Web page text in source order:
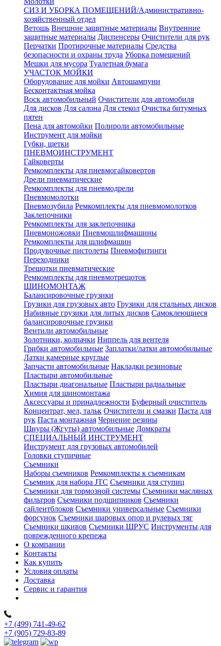
СИЗ И УБОРКА ПОМЕЩЕНИЙ/Административно-
хозяйственный отдел
Ветошь Внешние защитные материалы Внутренние
защитные материалы Диспенсеры Очистители для рук
Перчатки Протирочные материалы Средства
безопасности и охраны труда Уборка помещений
Мешки для мусора Туалетная бумага
УЧАСТОК МОЙКИ
Оборудование для мойки Автошампуни
Бесконтактная мойка
Воск автомобильный Очистители для автомобиля
Для дисков Для салона Для стекол Очистка битумных
пятен
Пена для автомойки Полироли автомобильные
Инструмент для мойки
Губки, щетки
ПНЕВМОИНСТРУМЕНТ
Гайковерты
Ремкомплекты для пневмогайковертов
Дрели пневматические
Ремкомплекты для пневмодрели
Пневмомолотки
Пневмозубила Ремкомплекты для пневмомолотков
Заклепочники
Ремкомплекты для заклепочника
Пневмоножовки Пневмошлифмашины
Ремкомплекты для шлифмашин
Продувочные пистолеты Пневмофитинги
Переходники
Трещотки пневматические
Ремкомплекты для пневмотрещоток
ШИНОМОНТАЖ
Балансировочные грузики
Грузики для грузовых авто Грузики для стальных дисков
Набивные грузики для литых дисков Самоклеющиеся
балансировочные грузики
Вентили автомобильные
Золотники, колпачки Ниппель для вентеля
Грибки автомобильные Заплатки/латки автомобильные
Латки камерные круглые
Запчасти автомобильные Накладки резиновые
Пластыри автомобильные
Пластыри диагональные Пластыри радиальные
Химия для шиномонтажа
Аксессуары и принадлежности Буферный очиститель
Концентрат, мел, тальк Очистители и смазки Паста для
рук Паста монтажная Чернение резины
Шнуры (Жгуты) автомобильные Домкраты
СПЕЦИАЛЬНЫЙ ИНСТРУМЕНТ
Инструмент для грузовых автомобилей
Головки ступичные
Съемники
Наборы съемников Ремкомплекты к съемникам
Съемник для набора JTC Съемники для ступиц
Съемники для тормозной системы Съемники масляных
фильтров Съемники подшипников Съемники
сайлентблоков Съемники универсальные Съемники
форсунок Съемники шаровых опор и рулевых тяг
Съемники шкивов Съемники ШРУС Инструменты для
поврежденного крепежа
О компании
Контакты
Как купить
Условия оплаты
Доставка
Сервис и гарантия
+7 (499) 741-49-62
+7 (905) 729-83-89